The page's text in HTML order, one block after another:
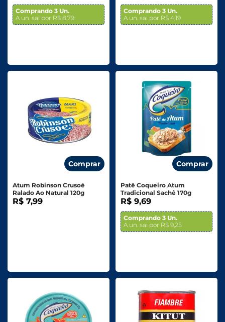
Comprando 3 Un.
A un. sai por R$ 8,79
Comprando 3 Un.
A un. sai por R$ 4,19
Comprar
Atum Robinson Crusoé
Ralado Ao Natural 120g
R$ 7,99
Comprar
Patê Coqueiro Atum
Tradicional Sachê 170g
R$ 9,69
Comprando 3 Un.
A un. sai por R$ 9,25